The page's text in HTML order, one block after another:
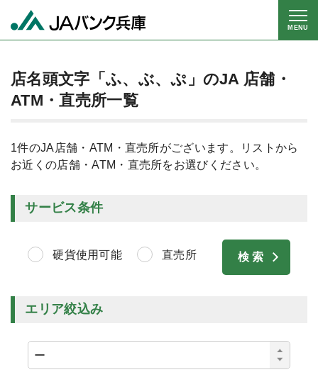
MENU
店名頭文字「ふ、ぶ、ぷ」のJA 店舗・
ATM・直売所一覧
1件のJA店舗・ATM・直売所がございます。リストから
お近くの店舗・ATM・直売所をお選びください。
サービス条件
硬貨使用可能 直売所
エリア絞込み